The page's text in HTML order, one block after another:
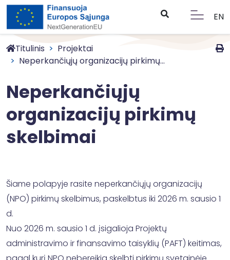
EN
Titulinis
Projektai
Neperkančiųjų organizacijų pirkimų...
Neperkančiųjų
organizacijų pirkimų
skelbimai
Šiame polapyje rasite neperkančiųjų organizacijų
(NPO) pirkimų skelbimus, paskelbtus iki 2026 m. sausio 1
d.
Nuo 2026 m. sausio 1 d. įsigalioja Projektų
administravimo ir finansavimo taisyklių (PAFT) keitimas,